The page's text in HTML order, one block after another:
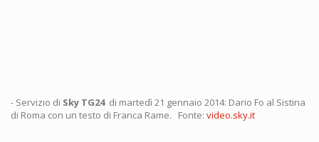
- Servizio di Sky TG24di martedì 21 gennaio 2014: Dario Fo al Sistina
di Roma con un testo di Franca Rame. Fonte: video.sky.it